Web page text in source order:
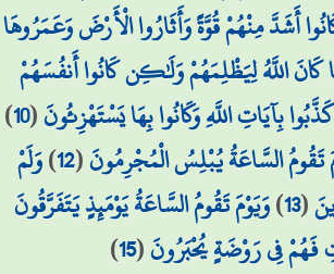
أَشَدَّ مِنْهُمْ قُوَّةً وَأَثَارُوا الْأَرْضَ وَعَمَرُوهَا
اللَّهُ لِيَظْلِمَهُمْ وَلَٰكِن كَانُوا أَنفُسَهُمْ
بِآيَاتِ اللَّهِ وَكَانُوا بِهَا يَسْتَهْزِئُونَ(
10
)
تَقُومُ السَّاعَةُ يُبْلِسُ الْمُجْرِمُونَ(
12
)وَلَمْ
(
13
)وَيَوْمَ تَقُومُ السَّاعَةُ يَوْمَئِذٍ يَتَفَرَّقُونَ
فَهُمْ فِي رَوْضَةٍ يُحْبَرُونَ(
15
)